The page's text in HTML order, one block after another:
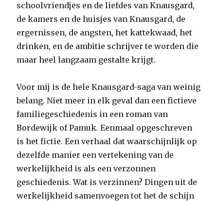
schoolvriendjes en de liefdes van Knausgard,
de kamers en de huisjes van Knausgard, de
ergernissen, de angsten, het kattekwaad, het
drinken, en de ambitie schrijver te worden die
maar heel langzaam gestalte krijgt.
Voor mij is de hele Knausgard-saga van weinig
belang. Niet meer in elk geval dan een fictieve
familiegeschiedenis in een roman van
Bordewijk of Pamuk. Eenmaal opgeschreven
is het fictie. Een verhaal dat waarschijnlijk op
dezelfde manier een vertekening van de
werkelijkheid is als een verzonnen
geschiedenis. Wat is verzinnen? Dingen uit de
werkelijkheid samenvoegen tot het de schijn